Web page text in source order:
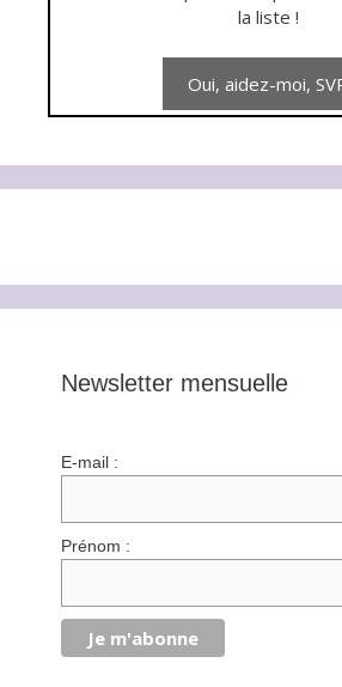
la liste !
Newsletter mensuelle
E-mail :
Prénom :